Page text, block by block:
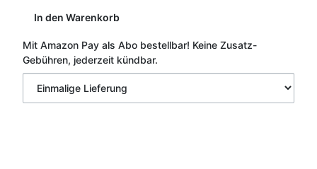
In den Warenkorb
Mit Amazon Pay als Abo bestellbar! Keine Zusatz-
Gebühren, jederzeit kündbar.